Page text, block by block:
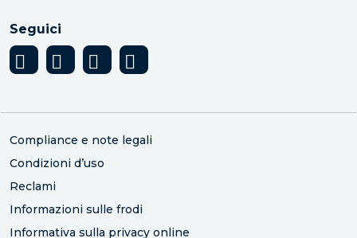
Seguici
Compliance e note legali
Condizioni d’uso
Reclami
Informazioni sulle frodi
Informativa sulla privacy online